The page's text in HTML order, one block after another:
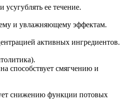
ее течение.
и увлажняющему эффектам.
активных ингредиентов.
способствует смягчению и
снижению функции потовых